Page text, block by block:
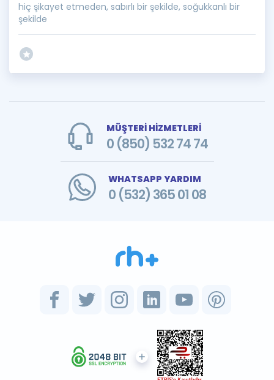
hiç şikayet etmeden, sabırlı bir şekilde, soğukkanlı bir
şekilde
MÜŞTERİ HİZMETLERİ
0 (850) 532 74 74
WHATSAPP YARDIM
0 (532) 365 01 08